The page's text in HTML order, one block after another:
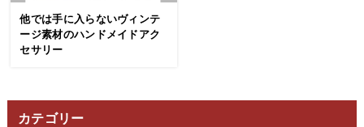
他では手に入らないヴィンテ
ージ素材のハンドメイドアク
セサリー
カテゴリー